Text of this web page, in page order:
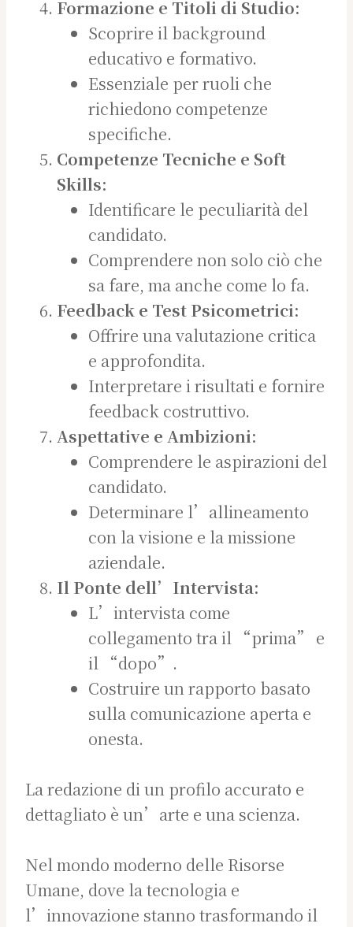
Formazione e Titoli di Studio:
Scoprire il background
educativo e formativo.
Essenziale per ruoli che
richiedono competenze
specifiche.
Competenze Tecniche e Soft
Skills:
Identificare le peculiarità del
candidato.
Comprendere non solo ciò che
sa fare, ma anche come lo fa.
Feedback e Test Psicometrici:
Offrire una valutazione critica
e approfondita.
Interpretare i risultati e fornire
feedback costruttivo.
Aspettative e Ambizioni:
Comprendere le aspirazioni del
candidato.
Determinare l’allineamento
con la visione e la missione
aziendale.
Il Ponte dell’Intervista:
L’intervista come
collegamento tra il “prima” e
il “dopo”.
Costruire un rapporto basato
sulla comunicazione aperta e
onesta.
La redazione di un profilo accurato e
dettagliato è un’arte e una scienza.
Nel mondo moderno delle Risorse
Umane, dove la tecnologia e
l’innovazione stanno trasformando il